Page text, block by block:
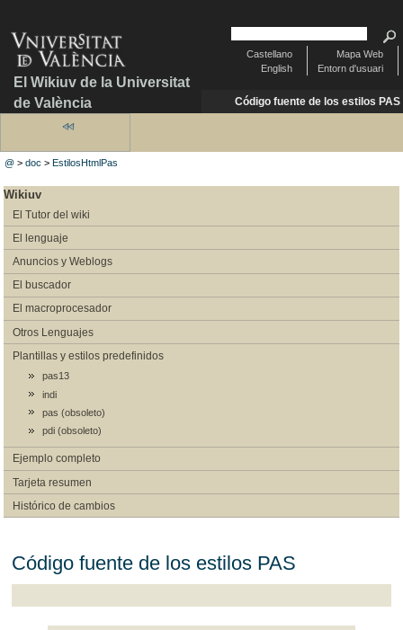
El Wikiuv de la Universitat
de València
Mapa Web
Entorn d'usuari
Castellano
English
Código fuente de los estilos PAS
@ >doc >EstilosHtmlPas
Wikiuv
El Tutor del wiki
El lenguaje
Anuncios y Weblogs
El buscador
El macroprocesador
Otros Lenguajes
Plantillas y estilos predefinidos
pas13
indi
pas (obsoleto)
pdi (obsoleto)
Ejemplo completo
Tarjeta resumen
Histórico de cambios
Código fuente de los estilos PAS